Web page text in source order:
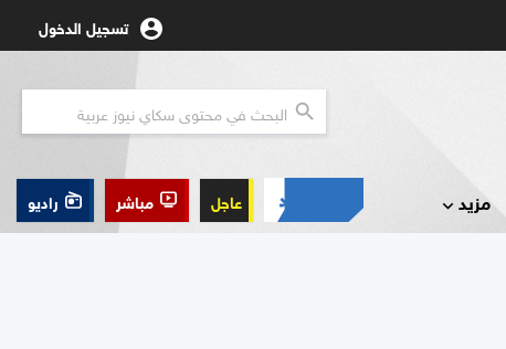
تسجيل الدخول
مزيد عاجل مباشر راديو